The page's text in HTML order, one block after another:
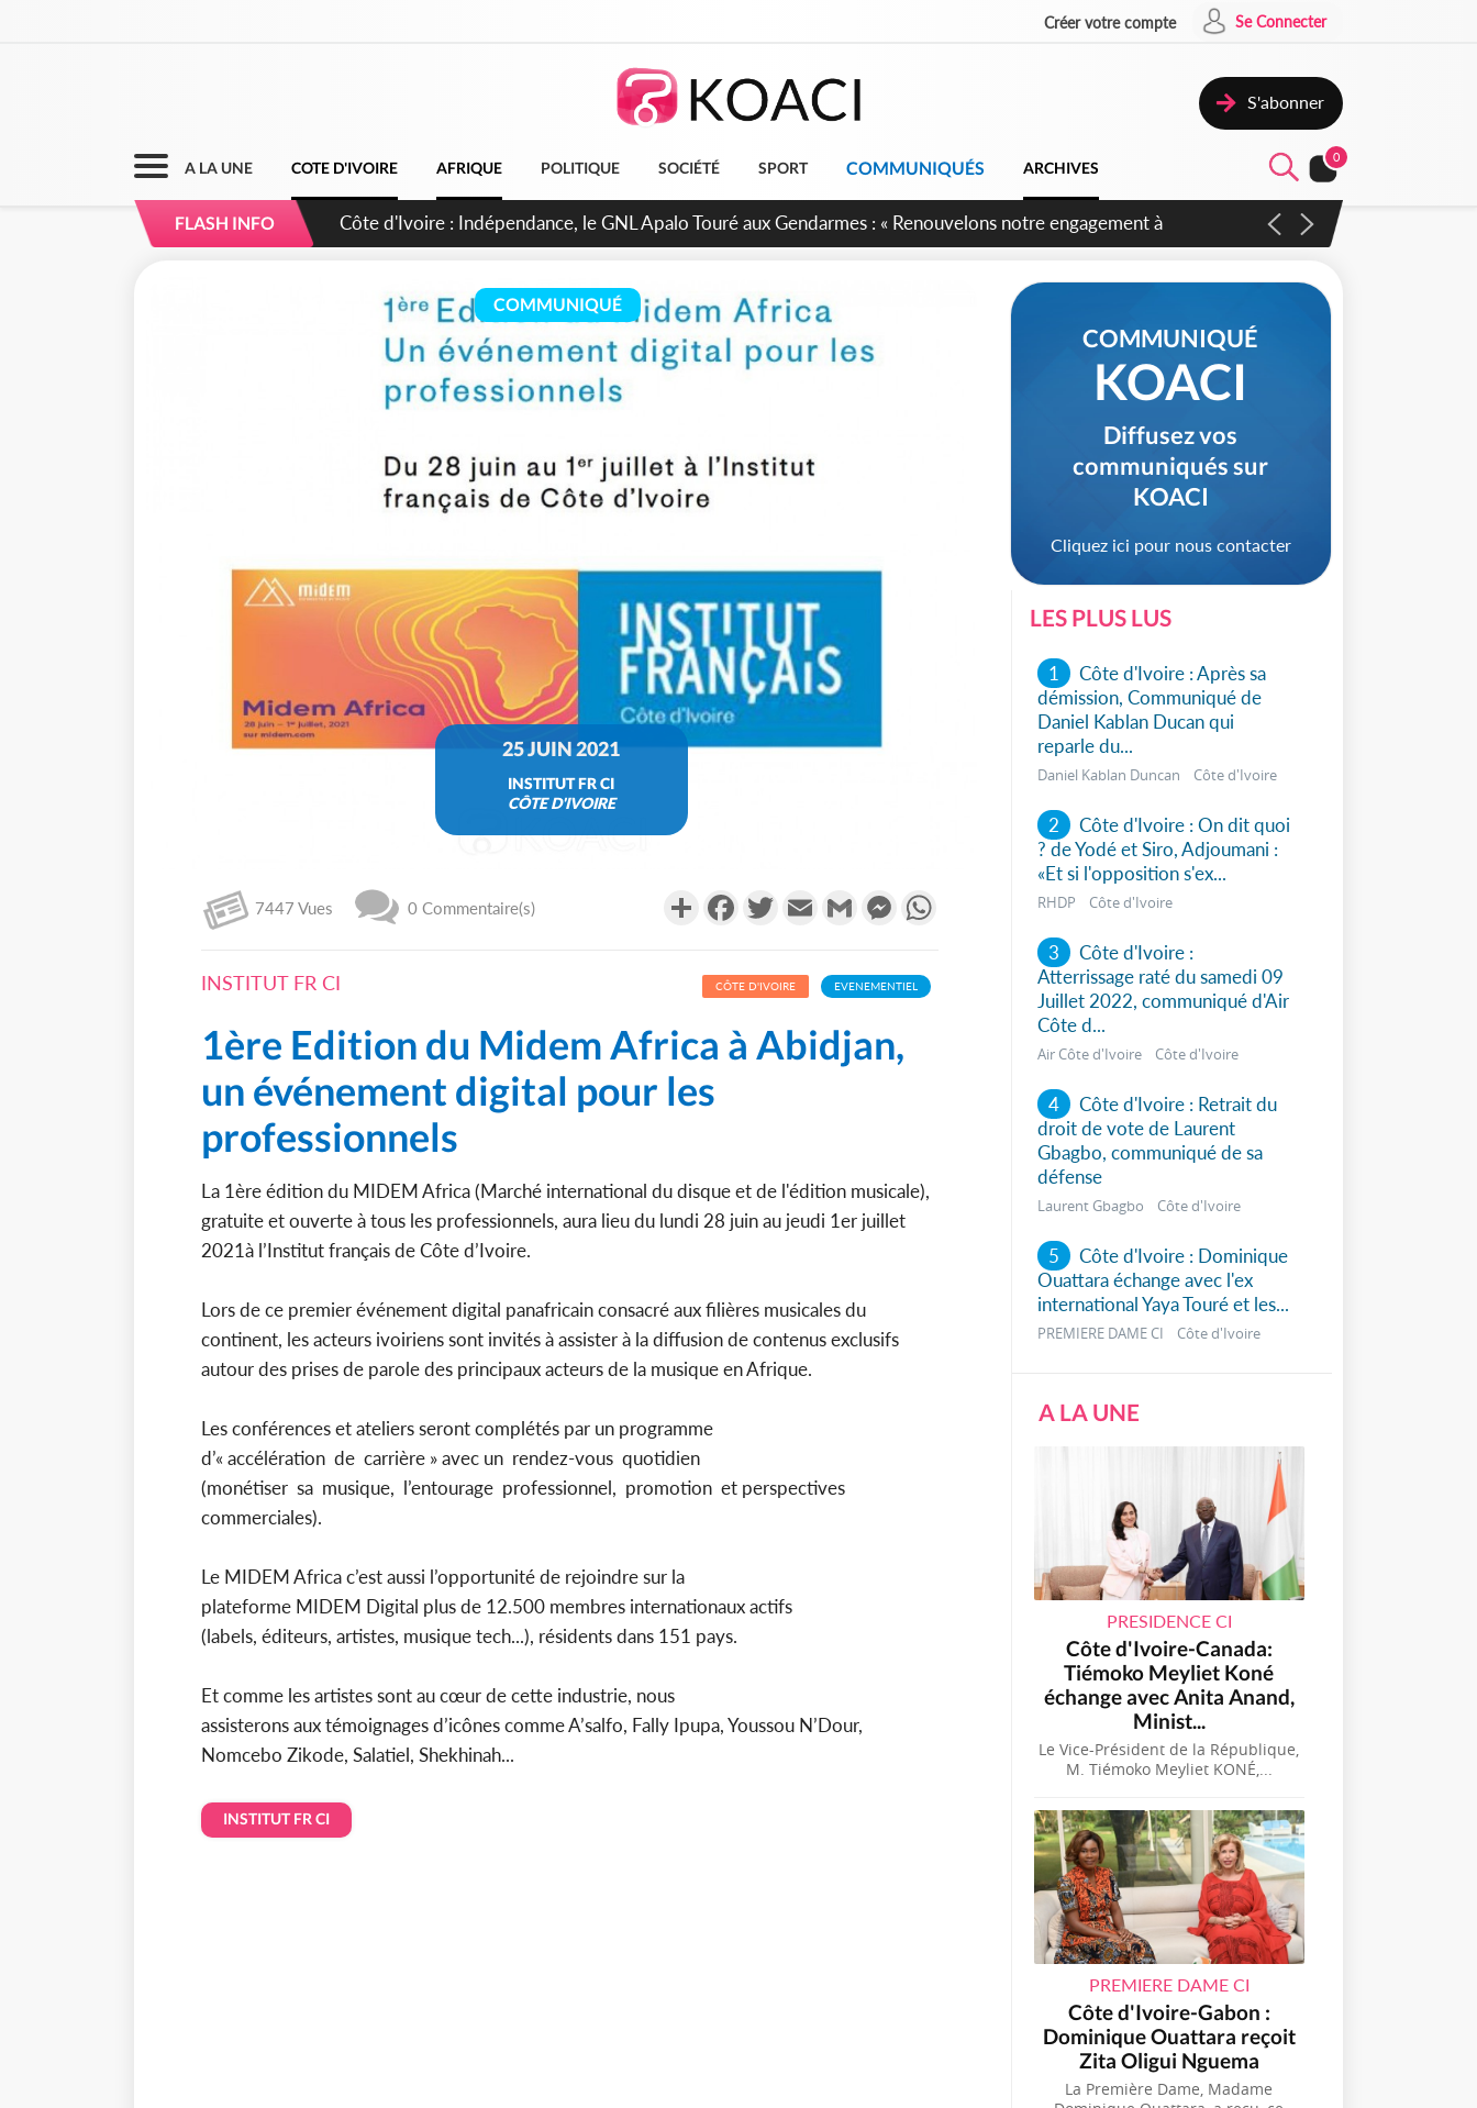
Créer votre compte Se Connecter
S'abonner
A LA UNE COTE D'IVOIRE AFRIQUE POLITIQUE SOCIÉTÉ SPORT COMMUNIQUÉS ARCHIVES
0
FLASH INFO
Sierra Leone : Un projet de réforme constitutionnelle en gestation, points clés des amendements, un exclu
COMMUNIQUÉ
25 JUIN 2021
INSTITUT FR CI
CÔTE D'IVOIRE
7447 Vues 0 Commentaire(s) PartagerFacebookTwitterEmail Gmail Messenger
INSTITUT FR CI CÔTE D'IVOIRE EVENEMENTIEL
1ère Edition du Midem Africa à Abidjan,
un événement digital pour les
professionnels
La 1ère édition du MIDEM Africa (Marché international du disque et de l'édition musicale),
gratuite et ouverte à tous les professionnels, aura lieu du lundi 28 juin au jeudi 1er juillet
2021à l’Institut français de Côte d’Ivoire.
Lors de ce premier événement digital panafricain consacré aux filières musicales du
continent, les acteurs ivoiriens sont invités à assister à la diffusion de contenus exclusifs
autour des prises de parole des principaux acteurs de la musique en Afrique.
Les conférences et ateliers seront complétés par un programme
d’« accélération de carrière » avec un rendez-vous quotidien
(monétiser sa musique, l’entourage professionnel, promotion et perspectives
commerciales).
Le MIDEM Africa c’est aussi l’opportunité de rejoindre sur la
plateforme MIDEM Digital plus de 12.500 membres internationaux actifs
(labels, éditeurs, artistes, musique tech...), résidents dans 151 pays.
Et comme les artistes sont au cœur de cette industrie, nous
assisterons aux témoignages d’icônes comme A’salfo, Fally Ipupa, Youssou N’Dour,
Nomcebo Zikode, Salatiel, Shekhinah...
INSTITUT FR CI
COMMUNIQUÉ
KOACI
Diffusez vos
communiqués sur
KOACI
Cliquez ici pour nous contacter
LES PLUS LUS
1
Côte d'Ivoire : Après sa
démission, Communiqué de
Daniel Kablan Ducan qui
reparle du...
Daniel Kablan Duncan Côte d'Ivoire
2
Côte d'Ivoire : On dit quoi
? de Yodé et Siro, Adjoumani :
«Et si l'opposition s'ex...
RHDP Côte d'Ivoire
3
Côte d'Ivoire :
Atterrissage raté du samedi 09
Juillet 2022, communiqué d'Air
Côte d...
Air Côte d'Ivoire Côte d'Ivoire
4
Côte d'Ivoire : Retrait du
droit de vote de Laurent
Gbagbo, communiqué de sa
défense
Laurent Gbagbo Côte d'Ivoire
5
Côte d'Ivoire : Dominique
Ouattara échange avec l'ex
international Yaya Touré et les...
PREMIERE DAME CI Côte d'Ivoire
A LA UNE
PRESIDENCE CI
Côte d'Ivoire-Canada:
Tiémoko Meyliet Koné
échange avec Anita Anand,
Minist...
Le Vice-Président de la République,
M. Tiémoko Meyliet KONÉ,...
PREMIERE DAME CI
Côte d'Ivoire-Gabon :
Dominique Ouattara reçoit
Zita Oligui Nguema
La Première Dame, Madame